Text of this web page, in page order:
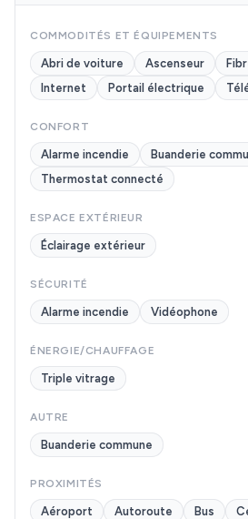
COMMODITÉS ET ÉQUIPEMENTS
Abri de voiture Ascenseur
Internet
Portail électrique
CONFORT
Alarme incendie Buanderie
Thermostat connecté
ESPACE EXTÉRIEUR
Éclairage extérieur
SÉCURITÉ
Alarme incendie Vidéophone
ÉNERGIE/CHAUFFAGE
Triple vitrage
AUTRE
Buanderie commune
PROXIMITÉS
Aéroport Autoroute Bus